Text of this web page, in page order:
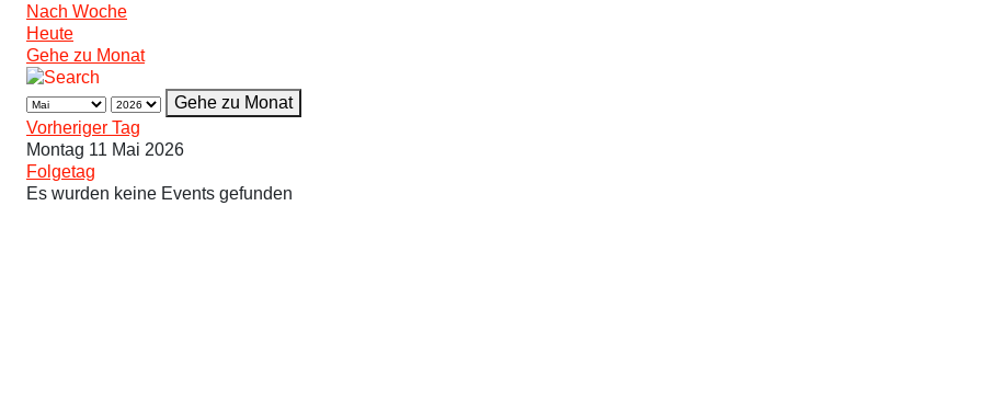
Nach Woche
Heute
Gehe zu Monat
Gehe zu Monat
Vorheriger Tag
Montag 11 Mai 2026
Folgetag
Es wurden keine Events gefunden